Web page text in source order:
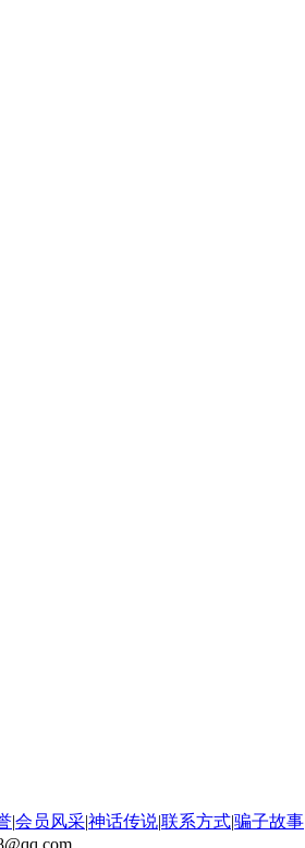
|会员风采|神话传说|联系方式|骗子故事